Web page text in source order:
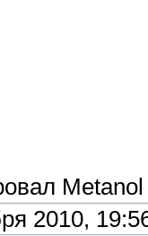
Metanol
2010,